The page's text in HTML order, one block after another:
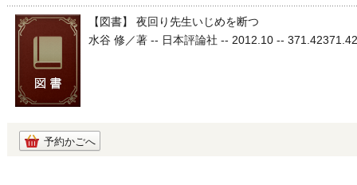
【図書】 夜回り先生いじめを断つ
水谷 修／著 -- 日本評論社 -- 2012.10 --
予約かごへ